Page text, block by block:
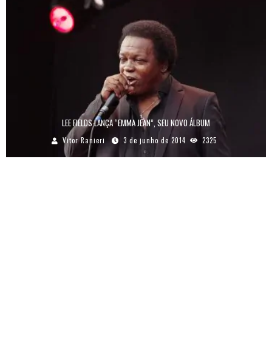
LEE FIELDS LANÇA “EMMA JEAN”, SEU NOVO ÁLBUM
Vitor Ranieri 3 de junho de 2014 2325